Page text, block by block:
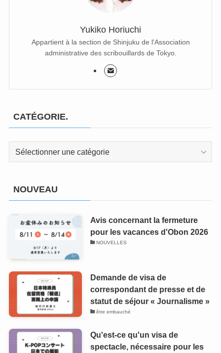
Yukiko Horiuchi
Appartient à la section de Shinjuku de l'Association
administrative des scribouillards de Tokyo.
CATÉGORIE.
CATÉGORIE.
NOUVEAU
Avis concernant la fermeture
pour les vacances d'Obon 2026
NOUVELLES
Demande de visa de
correspondant de presse et de
statut de séjour « Journalisme »
être embauché
Qu'est-ce qu'un visa de
spectacle, nécessaire pour les